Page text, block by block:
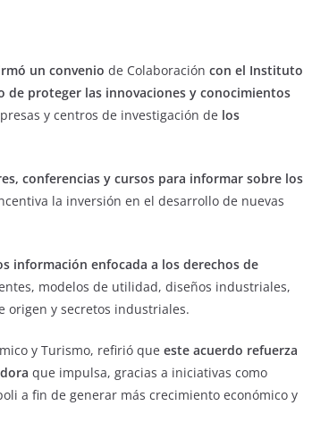
un convenio de Colaboración con el Instituto
de proteger las innovaciones y conocimientos
y centros de investigación de los
conferencias y cursos para informar sobre los
la inversión en el desarrollo de nuevas
información enfocada a los derechos de
modelos de utilidad, diseños industriales,
origen y secretos industriales.
y Turismo, refirió que este acuerdo refuerza
que impulsa, gracias a iniciativas como
a fin de generar más crecimiento económico y